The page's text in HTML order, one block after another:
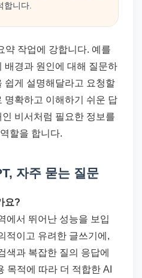
합니다.
약 작업에 강합니다. 예를
배경과 원인에 대해 질문하
쉽게 설명해달라고 요청할
명확하고 이해하기 쉬운 답
비서처럼 필요한 정보를
할을 합니다.
자주 묻는 질문
요?
에서 뛰어난 성능을 보입
적이고 유려한 글쓰기에,
색과 복잡한 질의 응답에
목적에 따라 더 적합한 AI